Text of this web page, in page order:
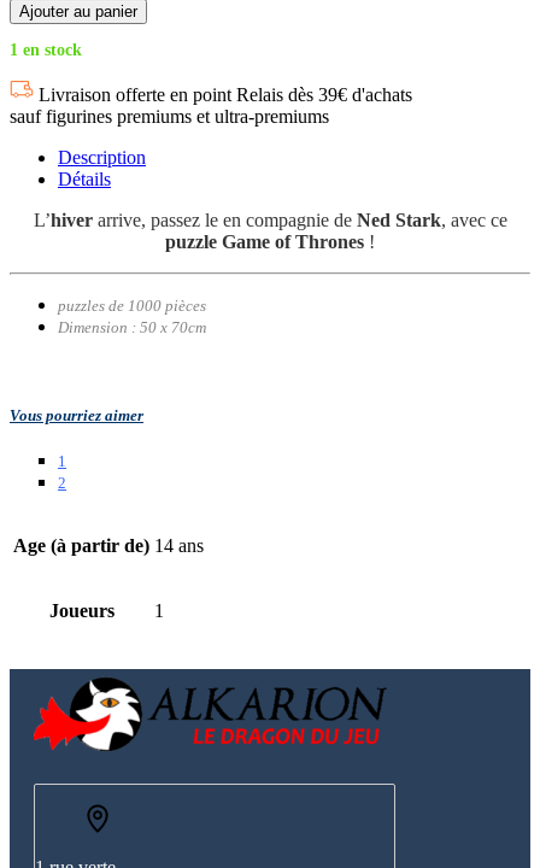
Ajouter au panier
1 en stock
Livraison offerte en point Relais dès 39€ d'achats
sauf figurines premiums et ultra-premiums
Description
Détails
L’hiverarrive, passez le en compagnie de Ned Stark, avec ce
puzzle Game of Thrones !
puzzles de 1000 pièces
Dimension : 50 x 70cm
Vous pourriez aimer
1
2
Age (à partir de) 14 ans
Joueurs 1